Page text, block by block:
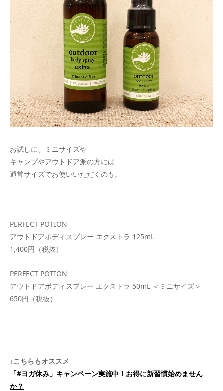
お試しに、ミニサイズや
キャンプやアウトドア派の方には
通常サイズでお使いいただくのも。
PERFECT POTION
アウトドアボディスプレー エクストラ 125mL
1,400円（税抜）
PERFECT POTION
アウトドアボディスプレー エクストラ 50mL ＜ミニサイズ＞
650円（税抜）
↓こちらもオススメ
「#ヨガ休み」キャンペーン実施中！お得に新習慣始めません
か？